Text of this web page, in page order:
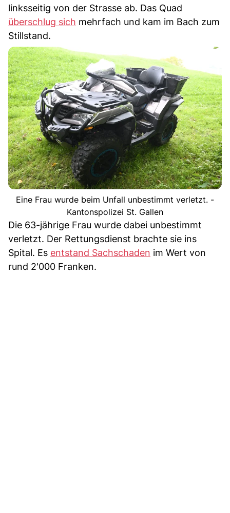
linksseitig von der Strasse ab. Das Quad
überschlug sich mehrfach und kam im Bach zum
Stillstand.
Eine Frau wurde beim Unfall unbestimmt verletzt. -
Kantonspolizei St. Gallen
Die 63-jährige Frau wurde dabei unbestimmt
verletzt. Der Rettungsdienst brachte sie ins
Spital. Es entstand Sachschaden im Wert von
rund 2'000 Franken.